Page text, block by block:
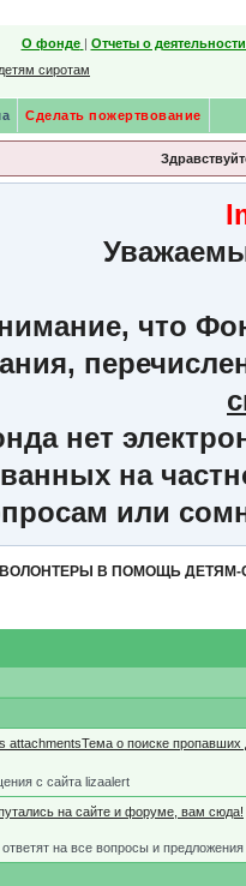
О фонде | Отчеты о
Сделать пожертвование
что
нет
на
или
"ВОЛОНТЕРЫ В ПОМОЩЬ
Тема о поиске пропавших
с сайта lizaalert
на сайте и форуме, вам сюда!
на все вопросы и предложения